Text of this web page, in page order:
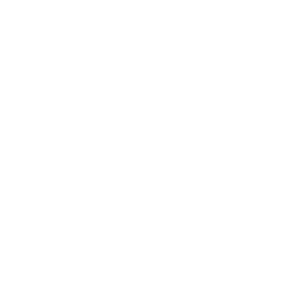
une jeune fille